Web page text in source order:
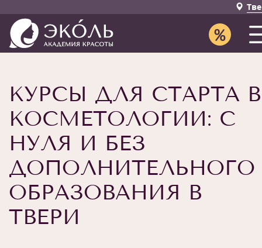
КУРСЫ ДЛЯ СТАРТА В
КОСМЕТОЛОГИИ: С
НУЛЯ И БЕЗ
ДОПОЛНИТЕЛЬНОГО
ОБРАЗОВАНИЯ В
ТВЕРИ